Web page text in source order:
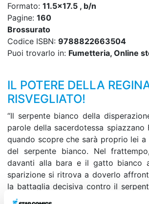
Formato: 11.5x17.5 , b/n
Pagine: 160
Brossurato
Codice ISBN: 9788822663504
Puoi trovarlo in: Fumetteria, Online
IL POTERE DELLA
RISVEGLIATO!
“Il serpente bianco della
parole della sacerdotessa spiazzano
quando scopre che sarà proprio lei
del serpente bianco. Nel
davanti alla bara e il gatto bianco
sparizione si ritrova a doverlo
la battaglia decisiva contro il
da mille anni!